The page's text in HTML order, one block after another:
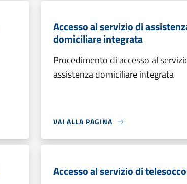
Accesso al servizio di
domiciliare integrata
Procedimento di accesso al
assistenza domiciliare integrata
VAI ALLA PAGINA
Accesso al servizio di